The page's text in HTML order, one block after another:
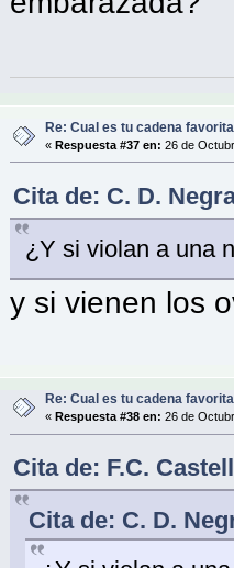
Re: Cual es tu cadena
«Respuesta #37 en: 26 de
Cita de: C. D.
¿Y si violan a una
y si vienen los
Re: Cual es tu cadena
«Respuesta #38 en: 26 de
Cita de: F.C.
Cita de: C. D.